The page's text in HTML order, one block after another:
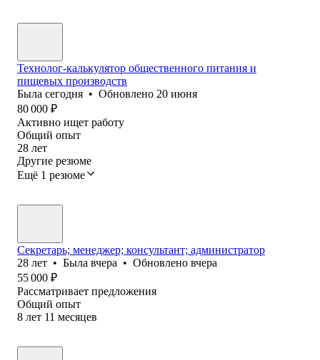
Технолог-калькулятор общественного питания и
пищевых производств
Была сегодня • Обновлено 20 июня
80 000 ₽
Активно ищет работу
Общий опыт
28 лет
Другие резюме
Ещё 1 резюме
Секретарь; менеджер; консультант; администратор
28 лет • Была вчера • Обновлено вчера
55 000 ₽
Рассматривает предложения
Общий опыт
8 лет 11 месяцев